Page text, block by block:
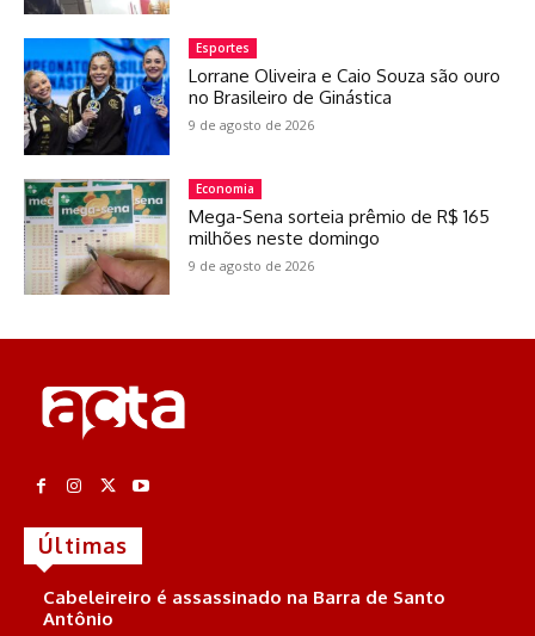
Esportes
Lorrane Oliveira e Caio Souza são ouro
no Brasileiro de Ginástica
9 de agosto de 2026
Economia
Mega-Sena sorteia prêmio de R$ 165
milhões neste domingo
9 de agosto de 2026
Últimas
Cabeleireiro é assassinado na Barra de Santo
Antônio